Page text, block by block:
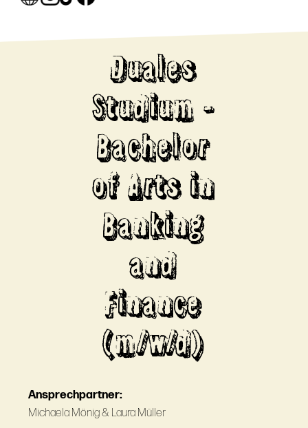
Duales
Studium -
Bachelor
of Arts in
Banking
and
Finance
(m/w/d)
Ansprechpartner:
Michaela Mönig & Laura Müller